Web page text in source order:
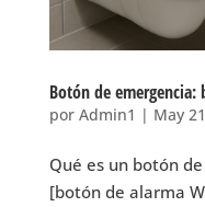
Botón de emergencia:
por Admin1 | May
Qué es un botón
[botón de alarma